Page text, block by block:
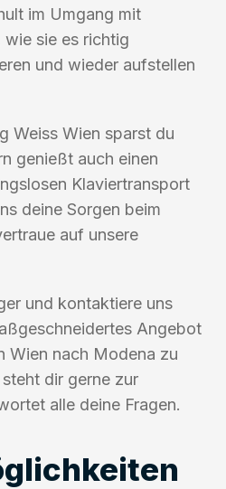
im Umgang mit
wie sie es richtig
und wieder aufstellen
Weiss Wien sparst du
genießt auch einen
Klaviertransport
deine Sorgen beim
auf unsere
und kontaktiere uns
Angebot
Wien nach Modena zu
dir gerne zur
alle deine Fragen.